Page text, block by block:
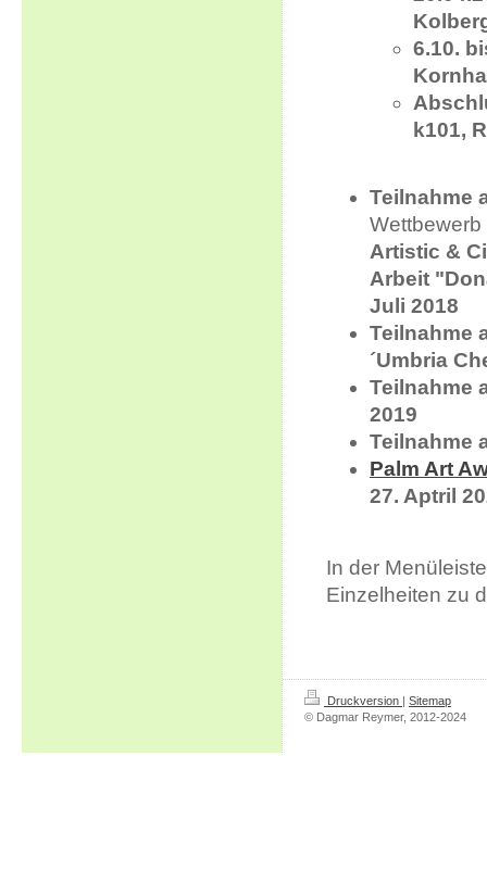
6.10.
k101,
Teilnahme
Wettbewerb
Artistic &
Arbeit
Juli 2018
Teilnahme
´Umbria
Teilnahme
2019
Teilnahme
Palm Art
27. Aptril
In der
Einzelheiten zu
Druckversion | Sitemap
© Dagmar Reymer, 2012-2024